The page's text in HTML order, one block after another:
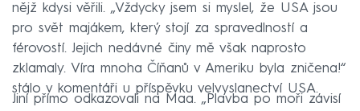
nějž kdysi věřili. „Vždycky jsem si myslel, že USA jsou
pro svět majákem, který stojí za spravedlností a
férovostí. Jejich nedávné činy mě však naprosto
zklamaly. Víra mnoha Číňanů v Ameriku byla zničena!“
stálo v komentáři u příspěvku velvyslanectví USA.
Jiní přímo odkazovali na Maa. „Plavba po moři závisí